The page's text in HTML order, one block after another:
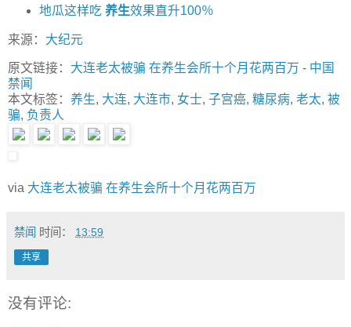
地瓜这样吃 养生效果直升100％
来源： 大纪元
原文链接： 大连老太被骗 在养生会所十个月花两百万 - 中国
禁闻
本文标签： 养生, 大连, 大连市, 女士, 子宫癌, 糖尿病, 老太, 被
骗, 负责人
via 大连老太被骗 在养生会所十个月花两百万
禁闻 时间： 13:59
共享
没有评论: